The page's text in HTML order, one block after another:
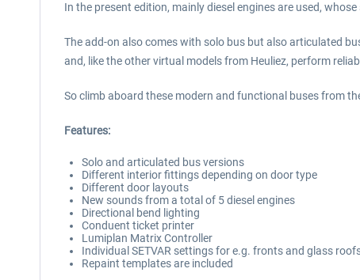
In the present edition, mainly diesel engines are used,
The add-on also comes with solo bus but also articulated
and, like the other virtual models from Heuliez, perform
So climb aboard these modern and functional buses from
Features:
Solo and articulated bus versions
Different interior fittings depending on door type
Different door layouts
New sounds from a total of 5 diesel engines
Directional bend lighting
Conduent ticket printer
Lumiplan Matrix Controller
Individual SETVAR settings for e.g. fronts and glass
Repaint templates are included